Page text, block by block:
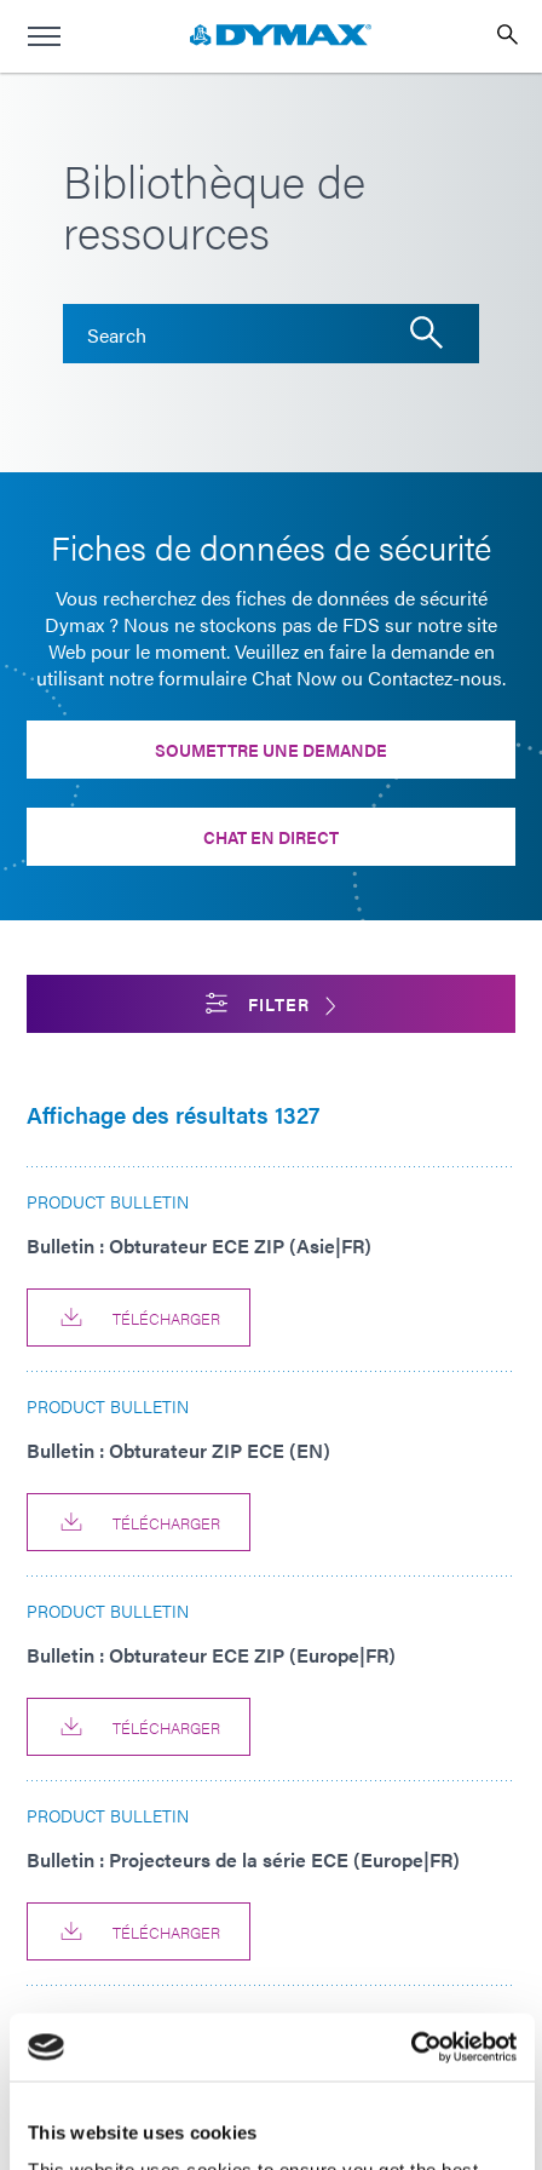
This website uses cookies
Bibliothèque de
ressources
Fiches de données de sécurité
Vous recherchez des fiches de données de sécurité
Dymax ? Nous ne stockons pas de FDS sur notre site
Web pour le moment. Veuillez en faire la demande en
utilisant notre formulaire Chat Now ou Contactez-nous.
SOUMETTRE UNE DEMANDE
CHAT EN DIRECT
FILTER
Affichage des résultats 1327
PRODUCT BULLETIN
Bulletin : Obturateur ECE ZIP (Asie|FR)
TÉLÉCHARGER
PRODUCT BULLETIN
Bulletin : Obturateur ZIP ECE (EN)
TÉLÉCHARGER
PRODUCT BULLETIN
Bulletin : Obturateur ECE ZIP (Europe|FR)
TÉLÉCHARGER
PRODUCT BULLETIN
Bulletin : Projecteurs de la série ECE (Europe|FR)
TÉLÉCHARGER
Bulletin : Bulletin produit du système de dosage eco-
TÉLÉCHARGER